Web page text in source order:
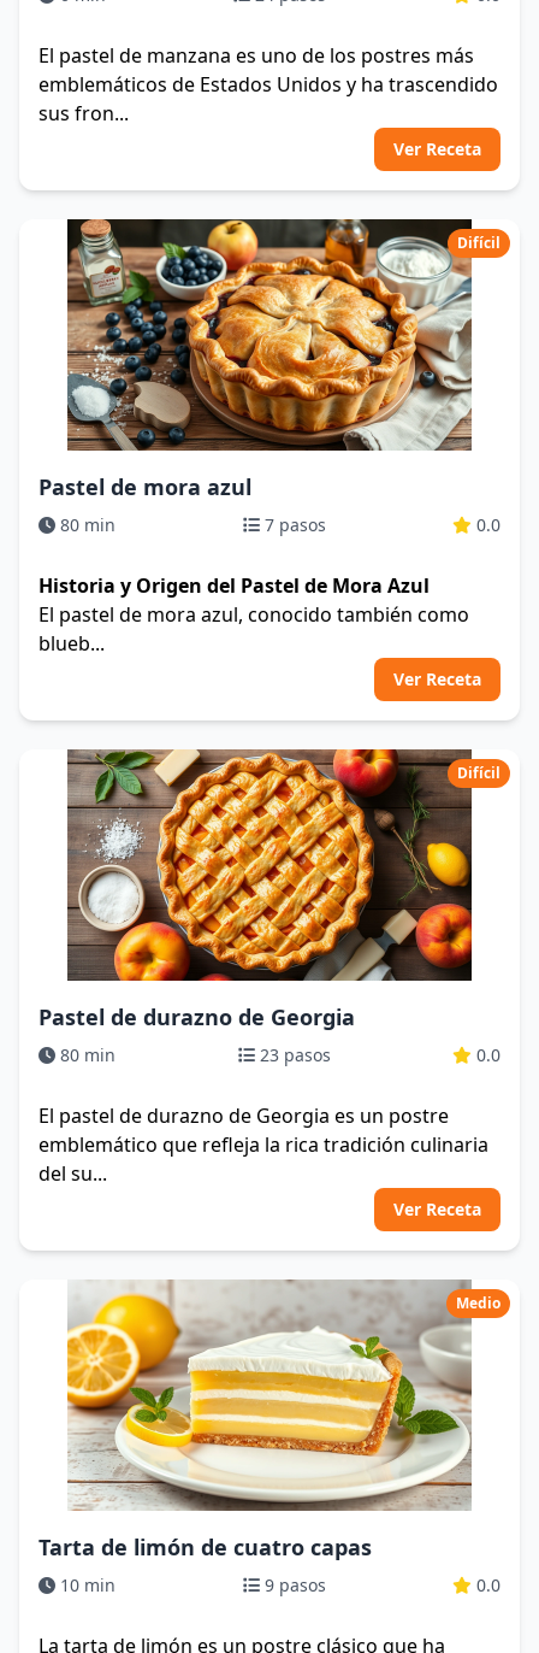
El pastel de manzana es uno de los postres más
emblemáticos de Estados Unidos y ha trascendido
sus fron...
Ver Receta
Difícil
Pastel de mora azul
80 min 7 pasos 0.0
Historia y Origen del Pastel de Mora Azul
El pastel de mora azul, conocido también como
blueb...
Ver Receta
Difícil
Pastel de durazno de Georgia
80 min 23 pasos 0.0
El pastel de durazno de Georgia es un postre
emblemático que refleja la rica tradición culinaria
del su...
Ver Receta
Medio
Tarta de limón de cuatro capas
10 min 9 pasos 0.0
La tarta de limón es un postre clásico que ha